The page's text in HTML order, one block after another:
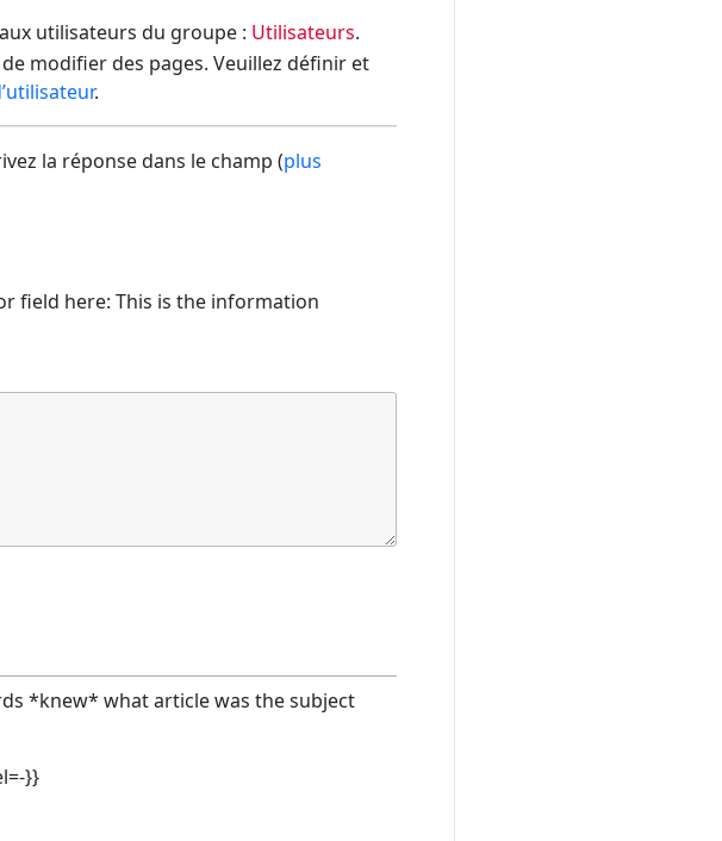
utilisateurs du groupe : Utilisateurs.
modifier des pages. Veuillez définir et
.
la réponse dans le champ (plus
field here: This is the information
*knew* what article was the subject
}}